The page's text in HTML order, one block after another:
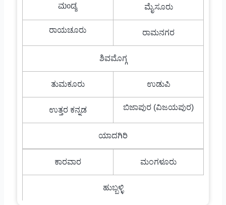
ಮಂಡ್ಯ
ಮೈಸೂರು
ರಾಯಚೂರು ರಾಮನಗರ
ಶಿವಮೊಗ್ಗ
ತುಮಕೂರು ಉಡುಪಿ
ಉತ್ತರ ಕನ್ನಡ ಬಿಜಾಪುರ (ವಿಜಯಪುರ)
ಯಾದಗಿರಿ
ಕಾರವಾರ ಮಂಗಳೂರು
ಹುಬ್ಬಳ್ಳಿ